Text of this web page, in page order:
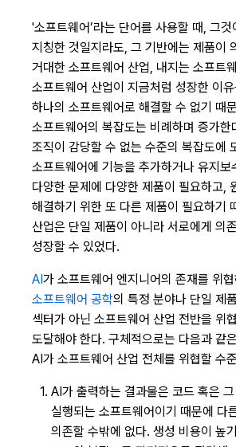
'소프트웨어’라는 단어를 사용할 때, 그
지칭한 것일지라도, 그 기반에는 제품이
거대한 소프트웨어 산업, 내지는 소프트
소프트웨어 산업이 지금처럼 성장한 이
하나의 소프트웨어로 해결할 수 없기 때
소프트웨어의 복잡도는 비례하며 증가한
조직이 감당할 수 없는 수준의 복잡도에
소프트웨어에 기능을 추가하거나 유지보
다양한 문제에 다양한 제품이 필요하고,
해결하기 위한 또 다른 제품이 필요하기
산업은 단일 제품이 아니라 서로에게 의
성장할 수 있었다.
AI가 소프트웨어 엔지니어의 존재를 위
소프트웨어 공학의 특정 분야나 단일 제
섹터가 아닌 소프트웨어 산업 전반을 위
도달해야 한다. 구체적으로는 다음과 같
AI가 소프트웨어 산업 전체를 위협할 수
AI가 출력하는 결과물은 코드 혹은
실행되는 소프트웨어이기 때문에 다
의존할 수밖에 없다. 생성 비용이 높